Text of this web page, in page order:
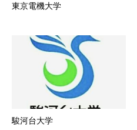
東京電機大学
駿河台大学